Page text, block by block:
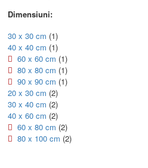
Dimensiuni:
30 x 30 cm (1)
40 x 40 cm (1)
60 x 60 cm (1)
80 x 80 cm (1)
90 x 90 cm (1)
20 x 30 cm (2)
30 x 40 cm (2)
40 x 60 cm (2)
60 x 80 cm (2)
80 x 100 cm (2)